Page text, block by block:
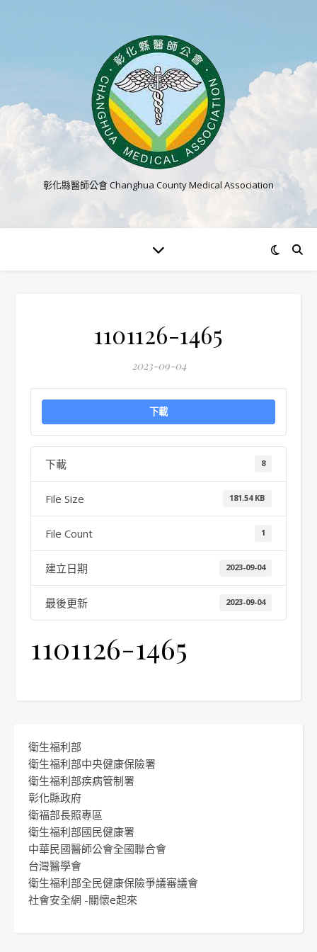
彰化縣醫師公會 Changhua County Medical Association
1101126-1465
2023-09-04
下載
下載 8
File Size 181.54 KB
File Count 1
建立日期 2023-09-04
最後更新 2023-09-04
1101126-1465
衛生福利部
衛生福利部中央健康保險署
衛生福利部疾病管制署
彰化縣政府
衛福部長照專區
衛生福利部國民健康署
中華民國醫師公會全國聯合會
台灣醫學會
衛生福利部全民健康保險爭議審議會
社會安全網 -關懷e起來